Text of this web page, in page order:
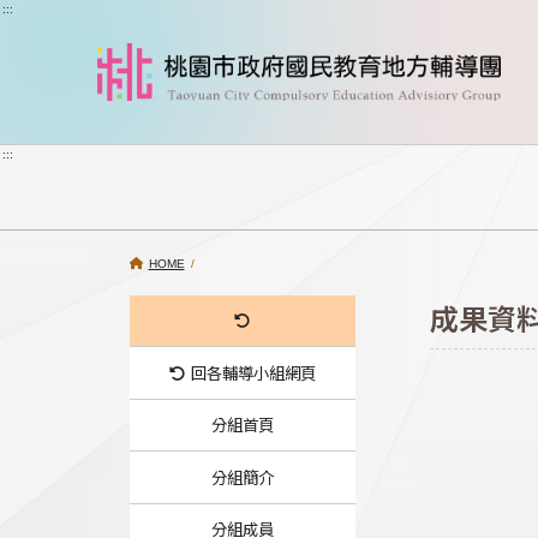
跳到主要內容
:::
:::
HOME /
回各輔導小組網頁
分組首頁
分組簡介
分組成員
成果資